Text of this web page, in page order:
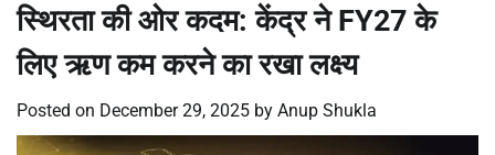
स्थिरता की ओर कदम: केंद्र ने FY27 के
लिए ऋण कम करने का रखा लक्ष्य
Posted on December 29, 2025 by Anup Shukla